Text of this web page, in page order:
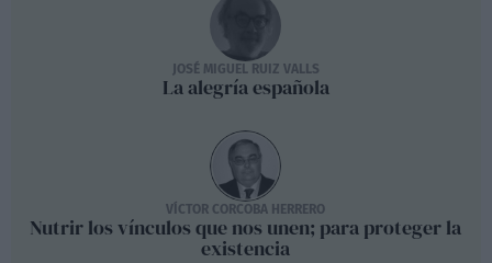
JOSÉ MIGUEL RUIZ VALLS
La alegría española
VÍCTOR CORCOBA HERRERO
Nutrir los vínculos que nos unen; para proteger la
existencia